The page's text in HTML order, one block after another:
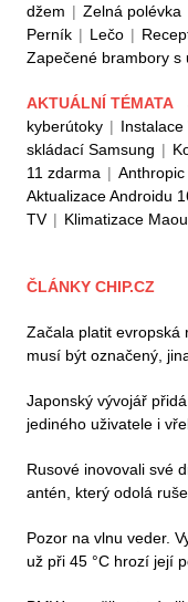
džem | Zelná polévka
Perník | Lečo |
Zapečené brambory s
AKTUÁLNÍ TÉMATA
kyberútoky |
skládací Samsung |
11 zdarma |
Aktualizace Androidu
TV | Klimatizace
ČLÁNKY CHIP.CZ
Začala platit evropská
musí být označený,
Japonský vývojář
jediného uživatele i
Rusové inovovali své
antén, který odolá
Pozor na vlnu veder.
už při 45 °C hrozí její